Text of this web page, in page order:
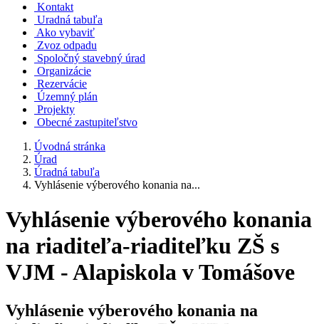
Kontakt
Uradná tabuľa
Ako vybaviť
Zvoz odpadu
Spoločný stavebný úrad
Organizácie
Rezervácie
Územný plán
Projekty
Obecné zastupiteľstvo
Úvodná stránka
Úrad
Úradná tabuľa
Vyhlásenie výberového konania na...
Vyhlásenie výberového konania
na riaditeľa-riaditeľku ZŠ s
VJM - Alapiskola v Tomášove
Vyhlásenie výberového konania na